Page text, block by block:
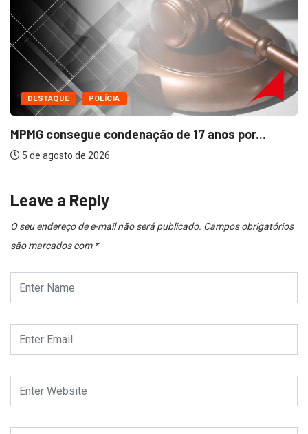
por...
DESTAQUE
Incêndio avança em área urbana
Leave a Reply
O seu endereço de e-mail não será publicado. Campos obrigatórios
são marcados com *